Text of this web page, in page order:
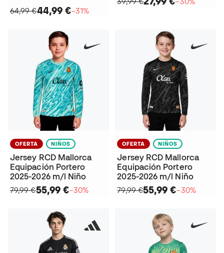
64,99 €44,99 €−31%
OFERTA NIÑOS
Jersey RCD Mallorca
Equipación Portero
2025-2026 m/l Niño
79,99 €55,99 €−30%
OFERTA NIÑOS
Jersey RCD Mallorca
Equipación Portero
2025-2026 m/l Niño
79,99 €55,99 €−30%